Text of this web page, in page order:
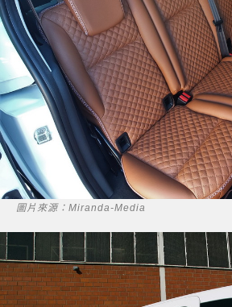
圖片來源：Miranda-Media